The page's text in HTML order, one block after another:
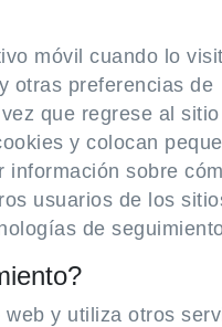
móvil cuando lo
otras preferencias de
que regrese al
y colocan
información sobre
usuarios de los
de
y utiliza otros